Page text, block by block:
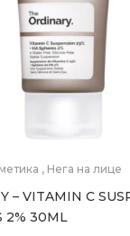
, Нега на лице
– VITAMIN C
2% 30ML